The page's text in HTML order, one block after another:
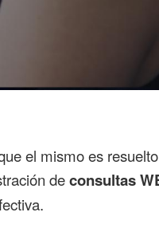
el mismo es
deconsultas